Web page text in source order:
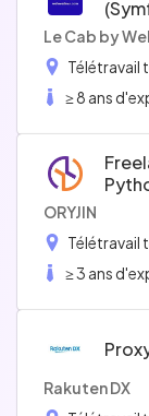
Le Cab by
Télétravail
≥ 8 ans
ORYJIN
Télétravail
≥ 3 ans
Rakuten DX